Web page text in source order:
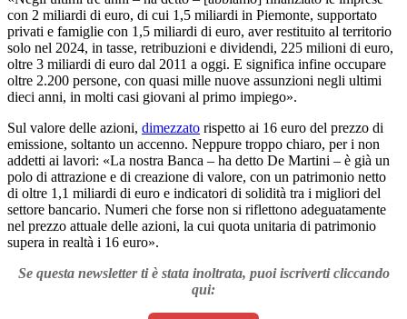
con 2 miliardi di euro, di cui 1,5 miliardi in Piemonte, supportato
privati e famiglie con 1,5 miliardi di euro, aver restituito al territorio
solo nel 2024, in tasse, retribuzioni e dividendi, 225 milioni di euro,
oltre 3 miliardi di euro dal 2011 a oggi. E significa infine occupare
oltre 2.200 persone, con quasi mille nuove assunzioni negli ultimi
dieci anni, in molti casi giovani al primo impiego».
Sul valore delle azioni, dimezzato rispetto ai 16 euro del prezzo di
emissione, soltanto un accenno. Neppure troppo chiaro, per i non
addetti ai lavori: «La nostra Banca – ha detto De Martini – è già un
polo di attrazione e di creazione di valore, con un patrimonio netto
di oltre 1,1 miliardi di euro e indicatori di solidità tra i migliori del
settore bancario. Numeri che forse non si riflettono adeguatamente
nel prezzo attuale delle azioni, la cui quota unitaria di patrimonio
supera in realtà i 16 euro».
Se questa newsletter ti è stata inoltrata, puoi iscriverti cliccando
qui: